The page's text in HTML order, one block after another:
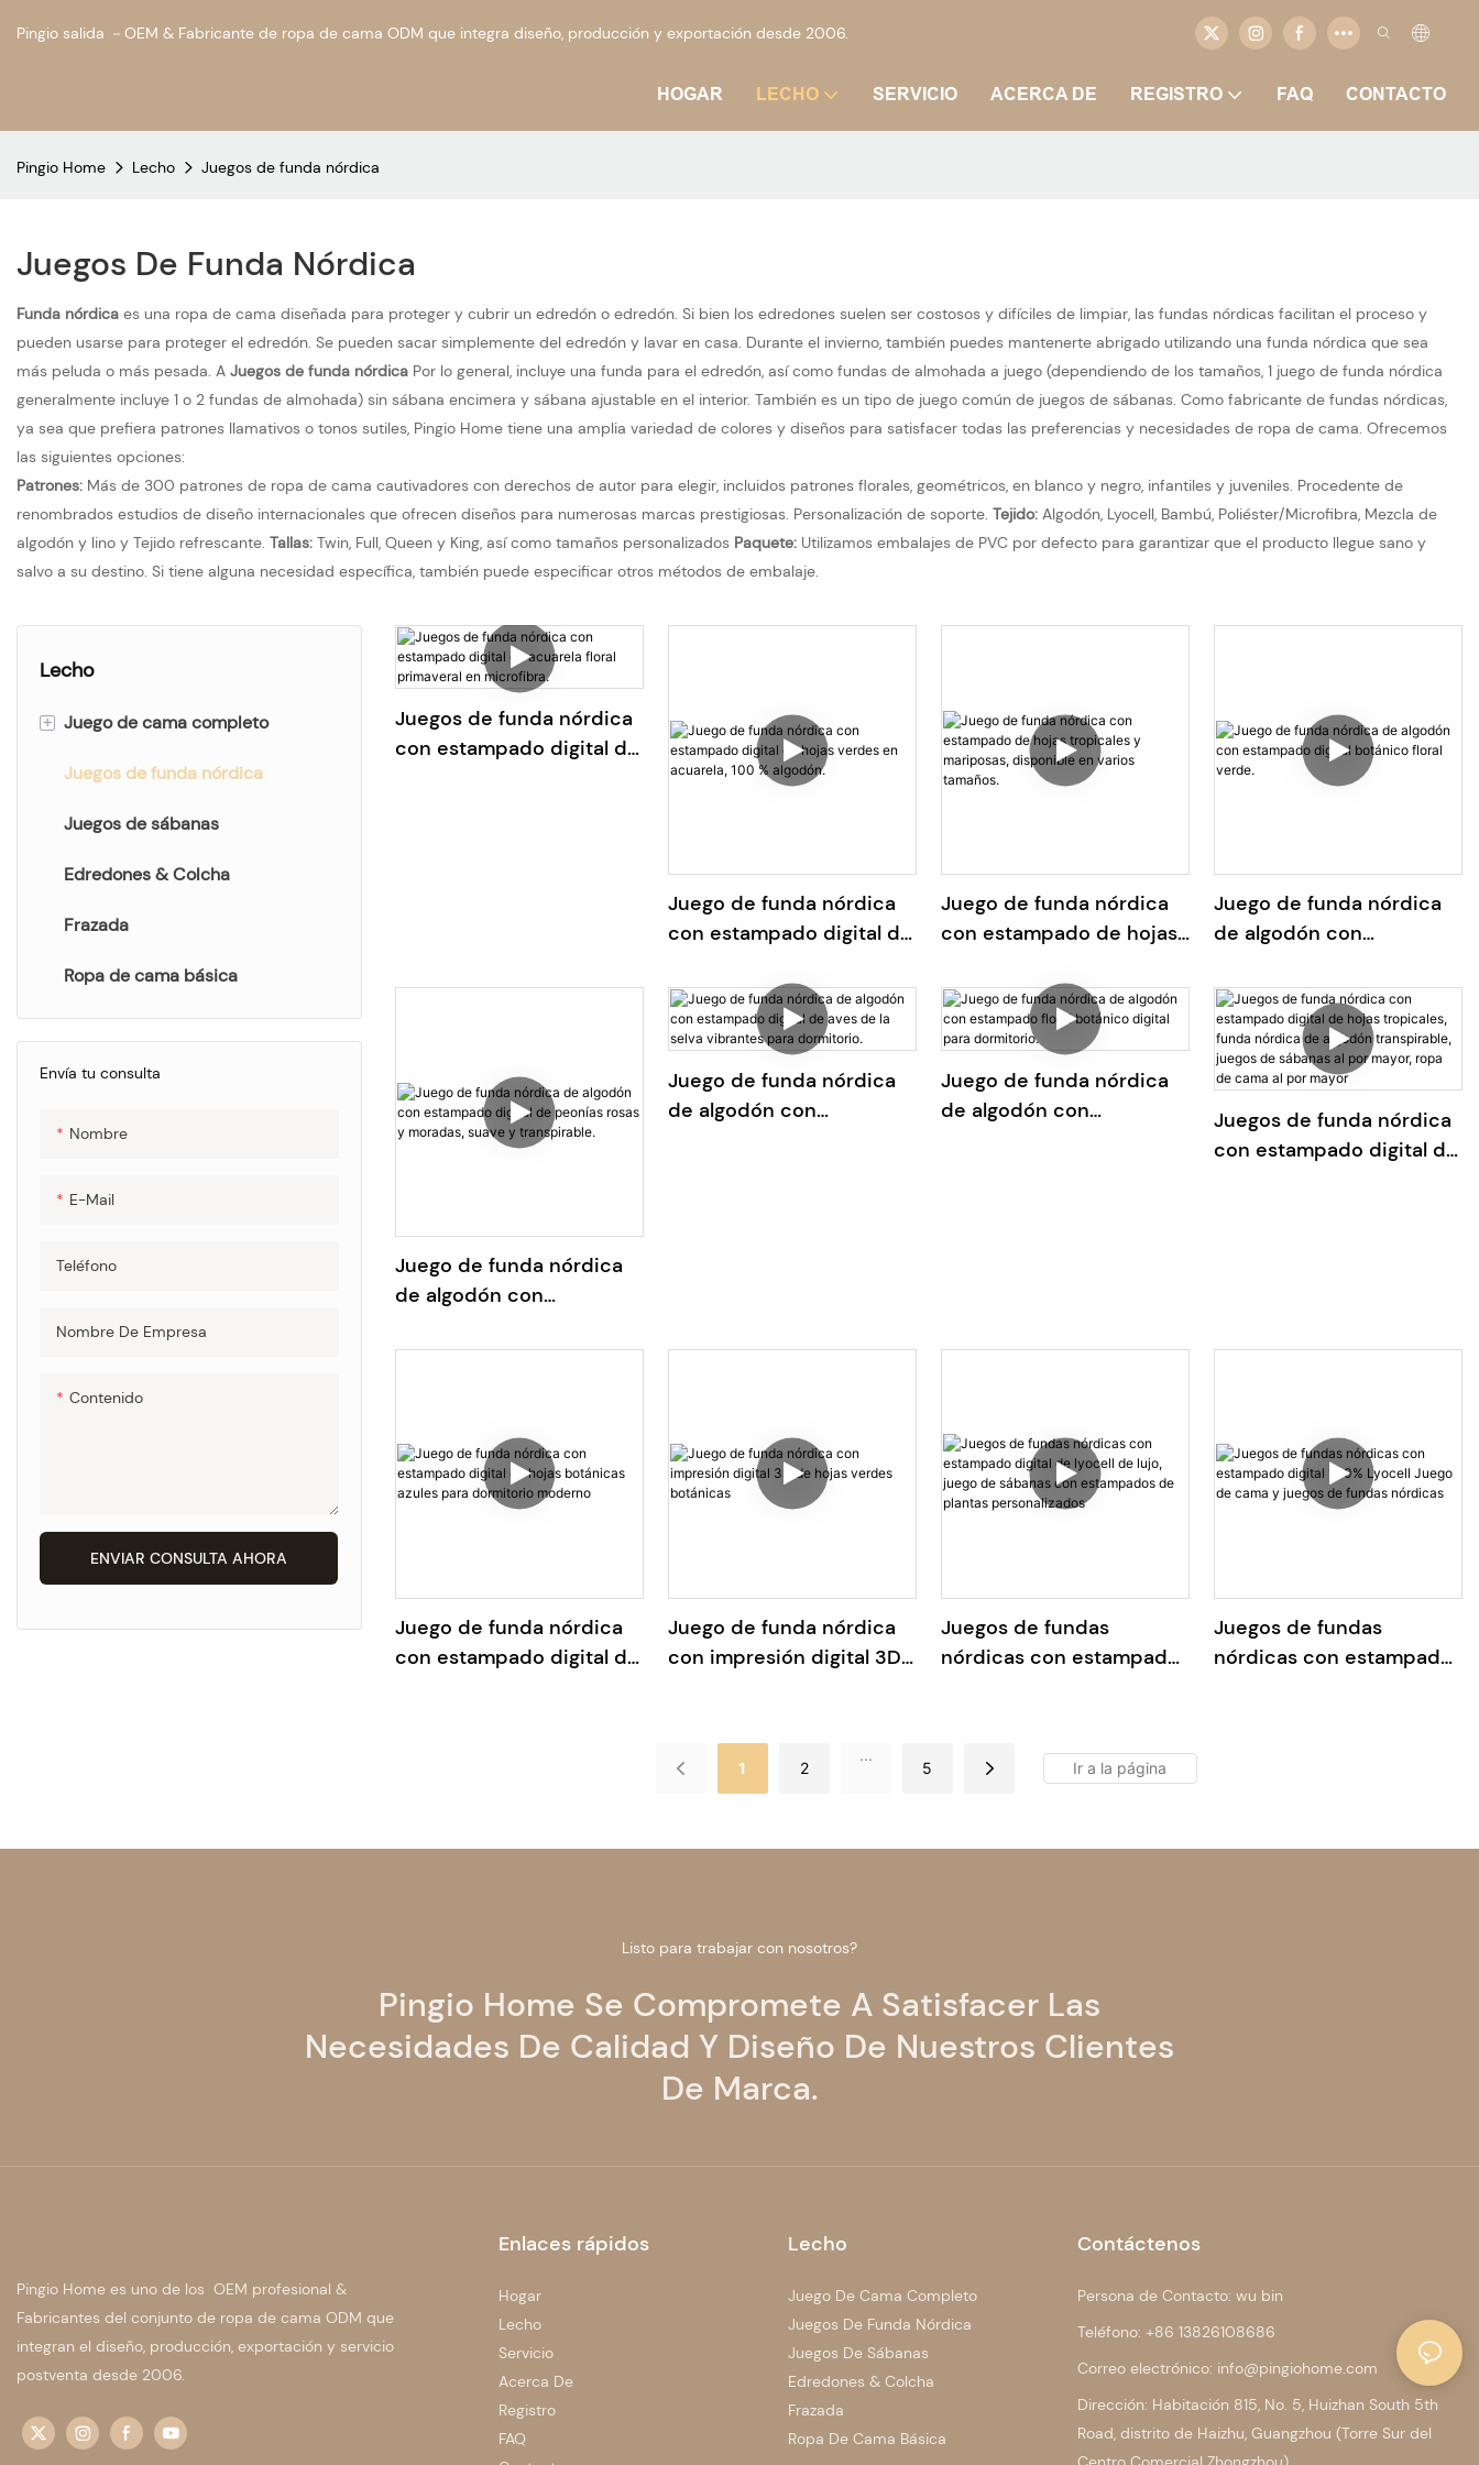
Pingio salida －OEM & Fabricante de ropa de cama ODM que integra diseño, producción y exportación desde 2006.
HOGAR LECHO SERVICIO ACERCA DE REGISTRO FAQ CONTACTO
Pingio Home Lecho Juegos de funda nórdica
Juegos De Funda Nórdica
Funda nórdica es una ropa de cama diseñada para proteger y cubrir un edredón o edredón. Si bien los edredones suelen ser costosos y difíciles de limpiar, las fundas nórdicas facilitan el proceso y
pueden usarse para proteger el edredón. Se pueden sacar simplemente del edredón y lavar en casa. Durante el invierno, también puedes mantenerte abrigado utilizando una funda nórdica que sea
más peluda o más pesada. A Juegos de funda nórdica Por lo general, incluye una funda para el edredón, así como fundas de almohada a juego (dependiendo de los tamaños, 1 juego de funda nórdica
generalmente incluye 1 o 2 fundas de almohada) sin sábana encimera y sábana ajustable en el interior. También es un tipo de juego común de juegos de sábanas. Como fabricante de fundas nórdicas,
ya sea que prefiera patrones llamativos o tonos sutiles, Pingio Home tiene una amplia variedad de colores y diseños para satisfacer todas las preferencias y necesidades de ropa de cama. Ofrecemos
las siguientes opciones:
Patrones: Más de 300 patrones de ropa de cama cautivadores con derechos de autor para elegir, incluidos patrones florales, geométricos, en blanco y negro, infantiles y juveniles. Procedente de
renombrados estudios de diseño internacionales que ofrecen diseños para numerosas marcas prestigiosas. Personalización de soporte. Tejido: Algodón, Lyocell, Bambú, Poliéster/Microfibra, Mezcla de
algodón y lino y Tejido refrescante. Tallas: Twin, Full, Queen y King, así como tamaños personalizados Paquete: Utilizamos embalajes de PVC por defecto para garantizar que el producto llegue sano y
salvo a su destino. Si tiene alguna necesidad específica, también puede especificar otros métodos de embalaje.
Lecho
+ Juego de cama completo
Juego de cama de impresión
Juego de cama liso
Juego de cama bordado en
Juegos de funda nórdica
Juegos de sábanas
Edredones & Colcha
Frazada
Ropa de cama básica
Envía tu consulta
Nombre
E-Mail
Teléfono
Nombre De Empresa
Contenido
ENVIAR CONSULTA AHORA
Juegos de funda nórdica
con estampado digital de
Juego de funda nórdica
con estampado digital de
100 % algodón.
Juego de funda nórdica
con estampado de hojas
disponible en varios
tamaños.
Juego de funda nórdica
de algodón con
botánico floral verde.
Juego de funda nórdica
de algodón con
peonías rosas y moradas,
Juego de funda nórdica
de algodón con
Juego de funda nórdica
de algodón con
Juegos de funda nórdica
con estampado digital de
Juego de funda nórdica
con estampado digital de
Juego de funda nórdica
con impresión digital 3D
Juegos de fundas
nórdicas con estampado
estampados de plantas
personalizados
Juegos de fundas
nórdicas con estampado
1 2
...
5
Listo para trabajar con nosotros?
Pingio Home Se Compromete A Satisfacer Las
Necesidades De Calidad Y Diseño De Nuestros Clientes
De Marca.
Pingio Home es uno de los OEM profesional &
Fabricantes del conjunto de ropa de cama ODM que
integran el diseño, producción, exportación y servicio
postventa desde 2006.
Enlaces rápidos
Hogar
Lecho
Servicio
Acerca De
Registro
FAQ
Lecho
Juego De Cama Completo
Juegos De Funda Nórdica
Juegos De Sábanas
Edredones & Colcha
Frazada
Ropa De Cama Básica
Contáctenos
Persona de Contacto: wu bin
Teléfono: +86 13826108686
Correo electrónico: info@pingiohome.com
Dirección: Habitación 815, No. 5, Huizhan South 5th
Road, distrito de Haizhu, Guangzhou (Torre Sur del